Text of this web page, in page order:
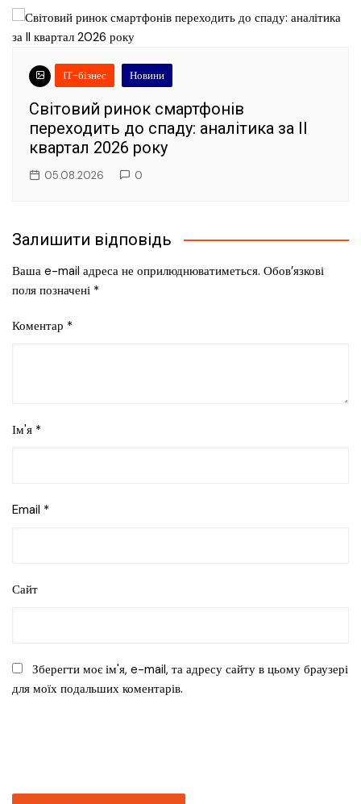
ІТ-бізнес Новини
Світовий ринок смартфонів
переходить до спаду: аналітика за II
квартал 2026 року
05.08.2026 0
Залишити відповідь
Ваша e-mail адреса не оприлюднюватиметься. Обов’язкові
поля позначені *
Коментар *
Ім'я *
Email *
Сайт
Зберегти моє ім'я, e-mail, та адресу сайту в цьому браузері
для моїх подальших коментарів.